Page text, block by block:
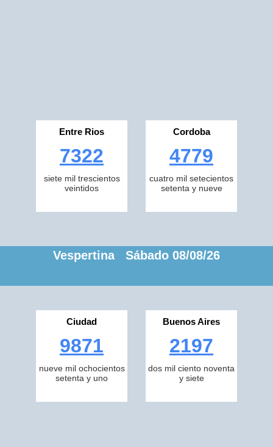
Entre Rios
7322
siete mil trescientos
veintidos
Cordoba
4779
cuatro mil setecientos
setenta y nueve
Vespertina Sábado 08/08/26
Ciudad
9871
nueve mil ochocientos
setenta y uno
Buenos Aires
2197
dos mil ciento noventa
y siete